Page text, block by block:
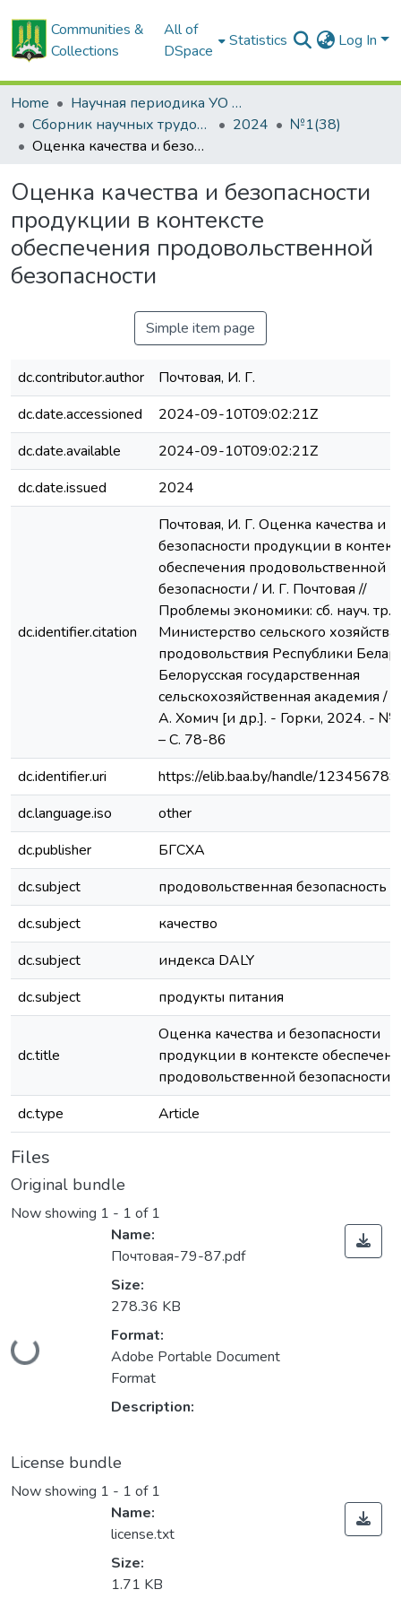
Communities &
Collections
All of
DSpace
Statistics Log In
Home
Научная периодика УО БГСХА
Сборник научных трудов "Проблемы экономики"
2024
№1(38)
Оценка качества и безопасности продукции в контексте обеспечения продовольственной безопасности
Оценка качества и безопасности
продукции в контексте
обеспечения продовольственной
безопасности
Simple item page
dc.contributor.author
Почтовая, И. Г.
dc.date.accessioned
2024-09-10T09:02:21Z
dc.date.available
2024-09-10T09:02:21Z
dc.date.issued
2024
dc.identifier.citation
Почтовая, И. Г. Оценка качества и
безопасности продукции в
обеспечения продовольственной
безопасности / И. Г. Почтовая //
Проблемы экономики: сб. науч. тр. /
Министерство сельского хозяйства
продовольствия Республики
Белорусская государственная
сельскохозяйственная академия /
А. Хомич [и др.]. - Горки, 2024. -
– С. 78-86
dc.identifier.uri
https://elib.baa.by/handle/
dc.language.iso
other
dc.publisher
БГСХА
dc.subject
продовольственная безопасность
dc.subject
качество
dc.subject
индекса DALY
dc.subject
продукты питания
dc.title
Оценка качества и безопасности
продукции в контексте
продовольственной безопасности
dc.type
Article
Files
Original bundle
Now showing 1 - 1 of 1
Loading...
Name:
Почтовая-79-87.pdf
Size:
278.36 KB
Format:
Adobe Portable Document
Format
Description:
License bundle
Now showing 1 - 1 of 1
Name:
license.txt
Size:
1.71 KB